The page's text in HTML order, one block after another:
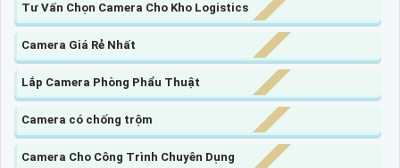
Tư Vấn Chọn Camera Cho Kho Logistics
Camera Giá Rẻ Nhất
Lắp Camera Phòng Phẩu Thuật
Camera có chống trộm
Camera Cho Công Trình Chuyên Dụng